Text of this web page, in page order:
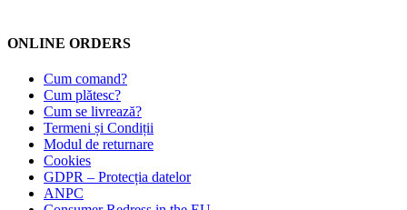
ONLINE ORDERS
Cum comand?
Cum plătesc?
Cum se livrează?
Termeni și Condiții
Modul de returnare
Cookies
GDPR – Protecția datelor
ANPC